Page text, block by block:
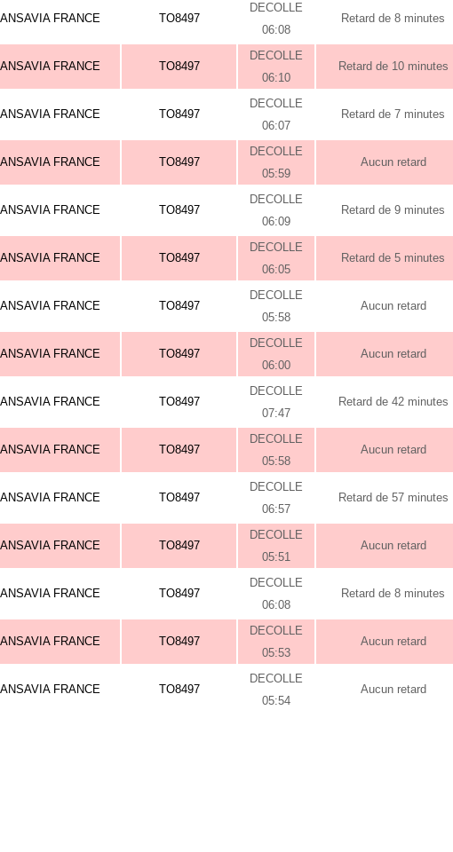
FRANCE TO8497
DECOLLE
06:08
Retard de 8 minutes
FRANCE TO8497
DECOLLE
06:10
Retard de 10 minutes
FRANCE TO8497
DECOLLE
06:07
Retard de 7 minutes
FRANCE TO8497
DECOLLE
05:59
Aucun retard
FRANCE TO8497
DECOLLE
06:09
Retard de 9 minutes
FRANCE TO8497
DECOLLE
06:05
Retard de 5 minutes
FRANCE TO8497
DECOLLE
05:58
Aucun retard
FRANCE TO8497
DECOLLE
06:00
Aucun retard
FRANCE TO8497
DECOLLE
07:47
Retard de 42 minutes
FRANCE TO8497
DECOLLE
05:58
Aucun retard
FRANCE TO8497
DECOLLE
06:57
Retard de 57 minutes
FRANCE TO8497
DECOLLE
05:51
Aucun retard
FRANCE TO8497
DECOLLE
06:08
Retard de 8 minutes
FRANCE TO8497
DECOLLE
05:53
Aucun retard
FRANCE TO8497
DECOLLE
05:54
Aucun retard